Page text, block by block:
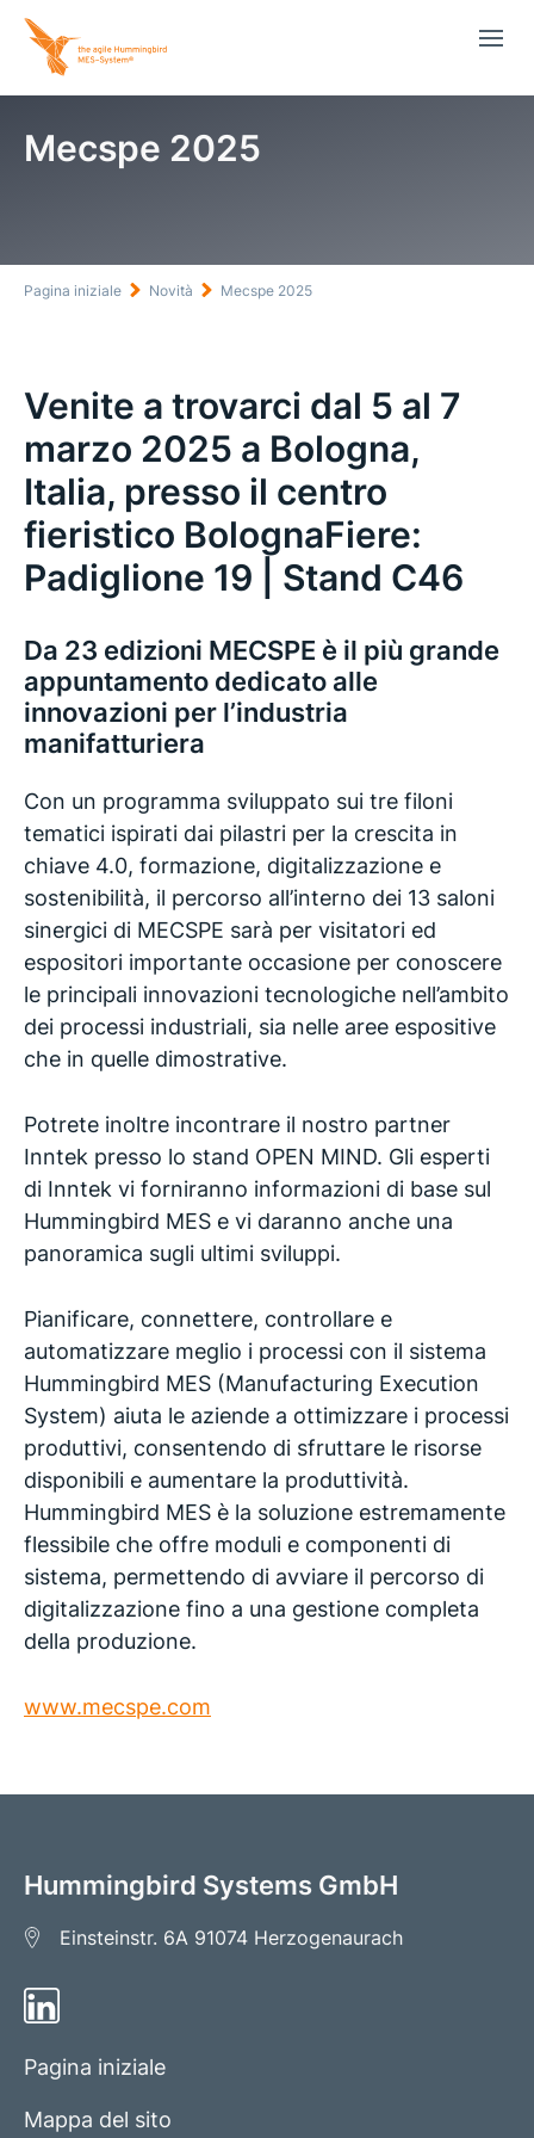
Mecspe 2025
Pagina iniziale Novità Mecspe 2025
Venite a trovarci dal 5 al 7
marzo 2025 a Bologna,
Italia, presso il centro
fieristico BolognaFiere:
Padiglione 19 | Stand C46
Da 23 edizioni MECSPE è il più grande
appuntamento dedicato alle
innovazioni per l’industria
manifatturiera
Con un programma sviluppato sui tre filoni
tematici ispirati dai pilastri per la crescita in
chiave 4.0, formazione, digitalizzazione e
sostenibilità, il percorso all’interno dei 13 saloni
sinergici di MECSPE sarà per visitatori ed
espositori importante occasione per conoscere
le principali innovazioni tecnologiche nell’ambito
dei processi industriali, sia nelle aree espositive
che in quelle dimostrative.
Potrete inoltre incontrare il nostro partner
Inntek presso lo stand OPEN MIND. Gli esperti
di Inntek vi forniranno informazioni di base sul
Hummingbird MES e vi daranno anche una
panoramica sugli ultimi sviluppi.
Pianificare, connettere, controllare e
automatizzare meglio i processi con il sistema
Hummingbird MES (Manufacturing Execution
System) aiuta le aziende a ottimizzare i processi
produttivi, consentendo di sfruttare le risorse
disponibili e aumentare la produttività.
Hummingbird MES è la soluzione estremamente
flessibile che offre moduli e componenti di
sistema, permettendo di avviare il percorso di
digitalizzazione fino a una gestione completa
della produzione.
www.mecspe.com
Hummingbird Systems GmbH
Einsteinstr. 6A 91074 Herzogenaurach
Pagina iniziale
Mappa del sito